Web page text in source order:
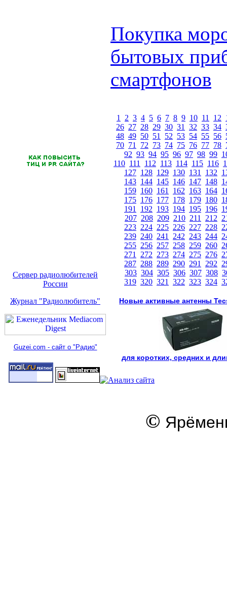
Покупка
бытовых
смартфонов
1 2 3 4 5 6 7 8 9 10 11 12
26 27 28 29 30 31 32 33 34
48 49 50 51 52 53 54 55 56
70 71 72 73 74 75 76 77 78
92 93 94 95 96 97 98 99
110 111 112 113 114 115 116
127 128 129 130 131 132
143 144 145 146 147 148
159 160 161 162 163 164
175 176 177 178 179 180
191 192 193 194 195 196
207 208 209 210 211 212
223 224 225 226 227 228
239 240 241 242 243 244
255 256 257 258 259 260
271 272 273 274 275 276
287 288 289 290 291 292
303 304 305 306 307 308
319 320 321 322 323 324
Сервер радиолюбителей
России
Журнал "Радиолюбитель"
Guzei.com - сайт о "Радио"
Новые активные антенны
для коротких, средних и
©